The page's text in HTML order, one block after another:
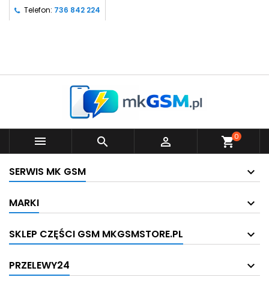
Telefon: 736 842 224
   shopping_cart0
SERWIS MK GSM
MARKI
SKLEP CZĘŚCI GSM MKGSMSTORE.PL
PRZELEWY24